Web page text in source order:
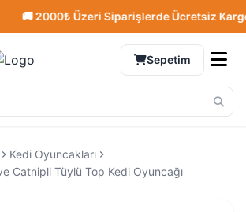
🚚 2000₺ Üzeri Siparişlerde Ücretsiz Kargo!
Sepetim
Kedi Oyuncakları
Catnipli Tüylü Top Kedi Oyuncağı